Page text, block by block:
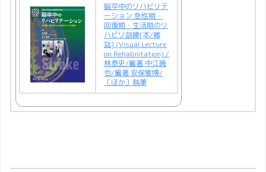
脳卒中のリハビリテ
ーション 急性期・
回復期・生活期のリ
ハビリ訓練[本/雑
誌] (Visual Lecture
on Rehabilitation) /
林泰史/編著 中江暁
也/編著 安保雅博/
〔ほか〕執筆